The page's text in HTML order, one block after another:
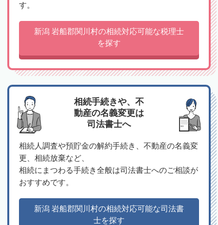
す。
新潟 岩船郡関川村の相続対応可能な税理士
を探す
相続手続きや、不
動産の名義変更は
司法書士へ
相続人調査や預貯金の解約手続き、不動産の名義変
更、相続放棄など、
相続にまつわる手続き全般は司法書士へのご相談が
おすすめです。
新潟 岩船郡関川村の相続対応可能な司法書
士を探す